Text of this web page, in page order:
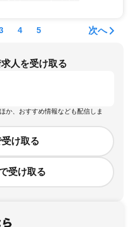
4 5 次へ
人を受け取る
か、おすすめ情報なども配信しま
け取る
受け取る